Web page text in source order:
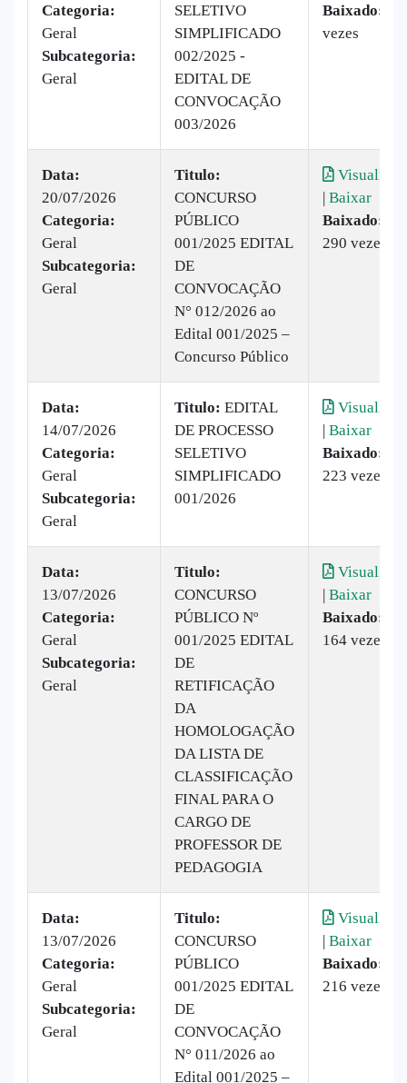
Categoria:
Geral
Subcategoria:
Geral
SELETIVO
SIMPLIFICADO
002/2025 -
EDITAL DE
CONVOCAÇÃO
003/2026
Baixado:
vezes
Data:
20/07/2026
Categoria:
Geral
Subcategoria:
Geral
Titulo:
CONCURSO
PÚBLICO
001/2025 EDITAL
DE
CONVOCAÇÃO
N° 012/2026 ao
Edital 001/2025 –
Concurso Público
Visualizar
| Baixar
Baixado:
290 vezes
Data:
14/07/2026
Categoria:
Geral
Subcategoria:
Geral
Titulo: EDITAL
DE PROCESSO
SELETIVO
SIMPLIFICADO
001/2026
Visualizar
| Baixar
Baixado:
223 vezes
Data:
13/07/2026
Categoria:
Geral
Subcategoria:
Geral
Titulo:
CONCURSO
PÚBLICO Nº
001/2025 EDITAL
DE
RETIFICAÇÃO
DA
HOMOLOGAÇÃO
DA LISTA DE
CLASSIFICAÇÃO
FINAL PARA O
CARGO DE
PROFESSOR DE
PEDAGOGIA
Visualizar
| Baixar
Baixado:
164 vezes
Data:
13/07/2026
Categoria:
Geral
Subcategoria:
Geral
Titulo:
CONCURSO
PÚBLICO
001/2025 EDITAL
DE
CONVOCAÇÃO
N° 011/2026 ao
Edital 001/2025 –
Visualizar
| Baixar
Baixado:
216 vezes